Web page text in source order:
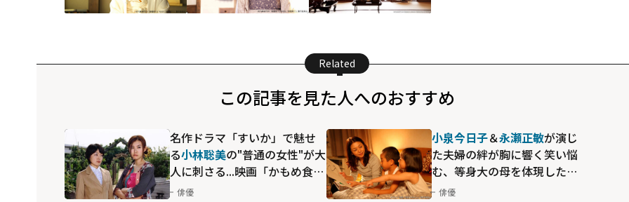
Related
この記事を見た人へのおすすめ
名作ドラマ「すいか」で魅せ
る小林聡美の"普通の女性"が大
人に刺さる...映画「かもめ食
堂」にも通じる静かな芝居
俳優
小泉今日子＆永瀬正敏が演じ
た夫婦の絆が胸に響く――笑い悩
む、等身大の母を体現した
「毎日かあさん」
俳優